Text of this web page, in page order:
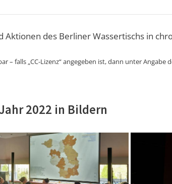
des Berliner Wassertischs in
– falls „CC-Lizenz“ angegeben ist, dann unter Angabe
2022 in Bildern